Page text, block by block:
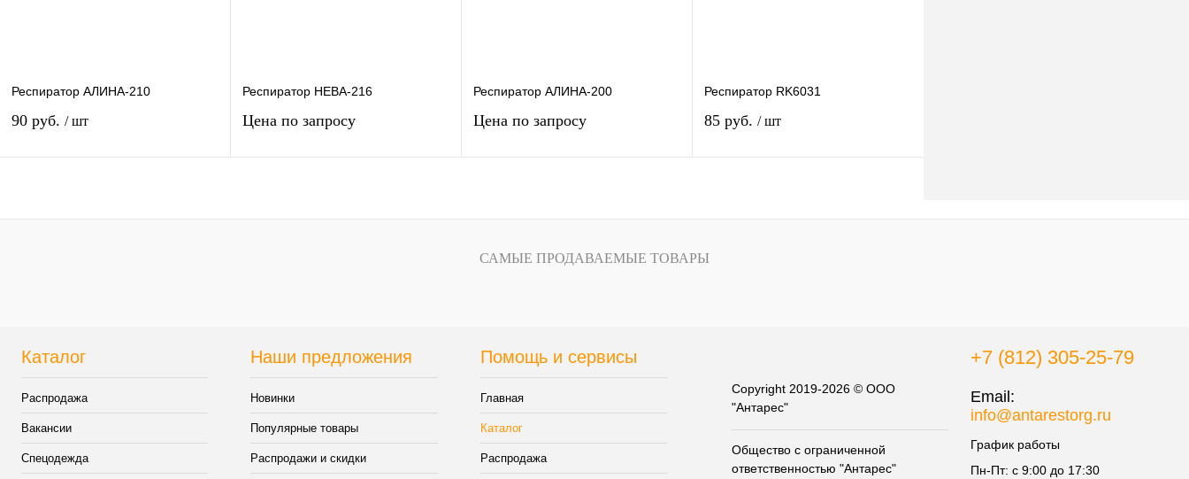
Респиратор АЛИНА-210
90 руб. / шт
Респиратор НЕВА-216
Цена по запросу
Респиратор АЛИНА-200
Цена по запросу
В избранное Под заказ
Респиратор RK6031
85 руб. / шт
САМЫЕ ПРОДАВАЕМЫЕ ТОВАРЫ
Каталог
Распродажа
Вакансии
Спецодежда
Наши предложения
Новинки
Популярные товары
Распродажи и скидки
Помощь и сервисы
Главная
Каталог
Распродажа
Copyright 2019-2026 © ООО
"Антарес"
Общество с ограниченной
ответственностью "Антарес"
+7 (812) 305-25-79
Email:
info@antarestorg.ru
График работы
Пн-Пт: с 9:00 до 17:30